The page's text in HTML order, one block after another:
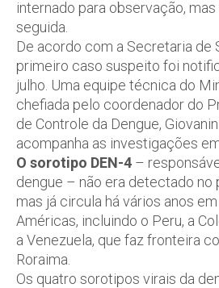
internado para observação,
seguida.
De acordo com a Secretaria de
primeiro caso suspeito foi
julho. Uma equipe técnica do
chefiada pelo coordenador do
de Controle da Dengue,
acompanha as investigações
O sorotipo DEN-4 –
dengue – não era detectado no
mas já circula há vários anos
Américas, incluindo o Peru, a
a Venezuela, que faz fronteira
Roraima.
Os quatro sorotipos virais da